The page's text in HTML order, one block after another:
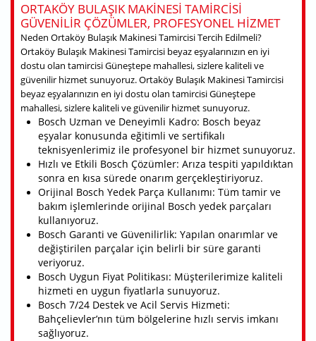
ORTAKÖY BULAŞIK MAKINESI TAMIRCISI
GÜVENILIR ÇÖZÜMLER, PROFESYONEL HIZMET
Neden Ortaköy Bulaşık Makinesi Tamircisi Tercih Edilmeli?
Ortaköy Bulaşık Makinesi Tamircisi beyaz eşyalarınızın en iyi
dostu olan tamircisi Güneştepe mahallesi, sizlere kaliteli ve
güvenilir hizmet sunuyoruz. Ortaköy Bulaşık Makinesi Tamircisi
beyaz eşyalarınızın en iyi dostu olan tamircisi Güneştepe
mahallesi, sizlere kaliteli ve güvenilir hizmet sunuyoruz.
Bosch Uzman ve Deneyimli Kadro: Bosch beyaz
eşyalar konusunda eğitimli ve sertifikalı
teknisyenlerimiz ile profesyonel bir hizmet sunuyoruz.
Hızlı ve Etkili Bosch Çözümler: Arıza tespiti yapıldıktan
sonra en kısa sürede onarım gerçekleştiriyoruz.
Orijinal Bosch Yedek Parça Kullanımı: Tüm tamir ve
bakım işlemlerinde orijinal Bosch yedek parçaları
kullanıyoruz.
Bosch Garanti ve Güvenilirlik: Yapılan onarımlar ve
değiştirilen parçalar için belirli bir süre garanti
veriyoruz.
Bosch Uygun Fiyat Politikası: Müşterilerimize kaliteli
hizmeti en uygun fiyatlarla sunuyoruz.
Bosch 7/24 Destek ve Acil Servis Hizmeti:
Bahçelievler’nın tüm bölgelerine hızlı servis imkanı
sağlıyoruz.